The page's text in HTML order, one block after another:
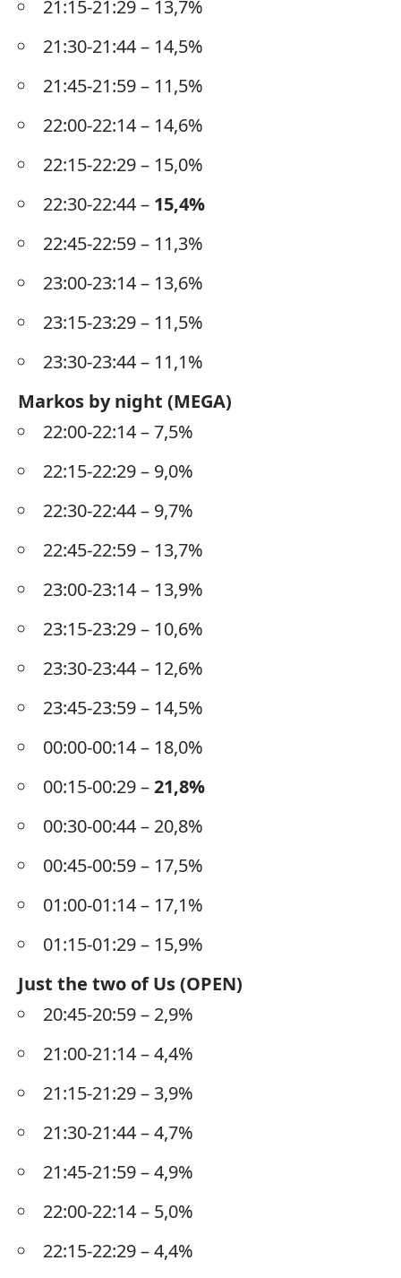
21:15-21:29 – 13,7%
21:30-21:44 – 14,5%
21:45-21:59 – 11,5%
22:00-22:14 – 14,6%
22:15-22:29 – 15,0%
22:30-22:44 – 15,4%
22:45-22:59 – 11,3%
23:00-23:14 – 13,6%
23:15-23:29 – 11,5%
23:30-23:44 – 11,1%
Markos by night (MEGA)
22:00-22:14 – 7,5%
22:15-22:29 – 9,0%
22:30-22:44 – 9,7%
22:45-22:59 – 13,7%
23:00-23:14 – 13,9%
23:15-23:29 – 10,6%
23:30-23:44 – 12,6%
23:45-23:59 – 14,5%
00:00-00:14 – 18,0%
00:15-00:29 –21,8%
00:30-00:44 – 20,8%
00:45-00:59 – 17,5%
01:00-01:14 – 17,1%
01:15-01:29 – 15,9%
Just the two of Us (OPEN)
20:45-20:59 – 2,9%
21:00-21:14 – 4,4%
21:15-21:29 – 3,9%
21:30-21:44 – 4,7%
21:45-21:59 – 4,9%
22:00-22:14 – 5,0%
22:15-22:29 – 4,4%